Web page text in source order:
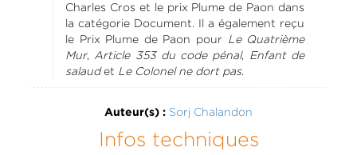
Charles Cros et le prix Plume de Paon dans
la catégorie Document. Il a également reçu
le Prix Plume de Paon pour Le Quatrième
Mur,Article 353 du code pénal, Enfant de
salaudet Le Colonel ne dort pas.
Auteur(s) : Sorj Chalandon
Infos techniques